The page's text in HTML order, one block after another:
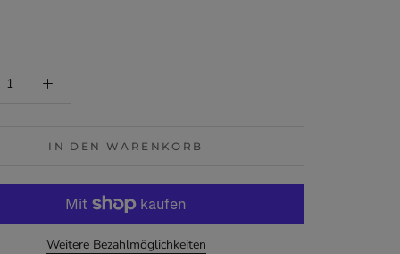
IN DEN WARENKORB
Weitere Bezahlmöglichkeiten